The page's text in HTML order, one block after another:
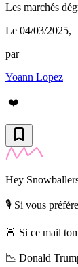
Les marchés
Le 04/03/2025,
par
Yoann Lopez
❤️
Hey
🎙️ Si vous
🚨 Si ce mail
📉 Donald